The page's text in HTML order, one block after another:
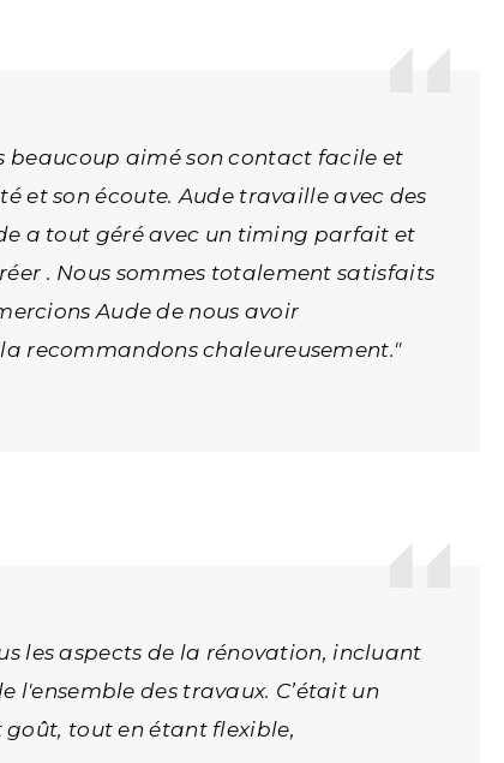
beaucoup aimé son contact facile et
et son écoute. Aude travaille avec des
a tout géré avec un timing parfait et
. Nous sommes totalement satisfaits
Aude de nous avoir
recommandons chaleureusement."
les aspects de la rénovation, incluant
des travaux. C’était un
goût, tout en étant flexible,